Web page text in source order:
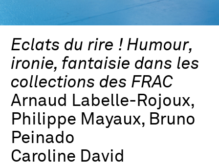
Eclats du rire ! Humour,
ironie, fantaisie dans les
collections des FRAC
Arnaud Labelle-Rojoux,
Philippe Mayaux, Bruno
Peinado
Caroline David